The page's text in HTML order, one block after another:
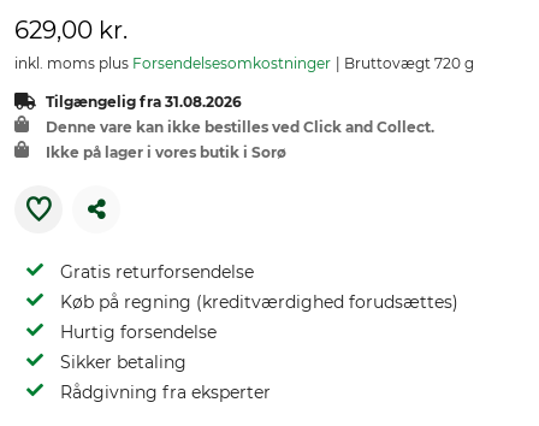
629,00 kr.
inkl. moms plus Forsendelsesomkostninger Bruttovægt 720 g
Tilgængelig fra 31.08.2026
Denne vare kan ikke bestilles ved Click and Collect.
Ikke på lager i vores butik i Sorø
Gratis returforsendelse
Køb på regning (kreditværdighed forudsættes)
Hurtig forsendelse
Sikker betaling
Rådgivning fra eksperter